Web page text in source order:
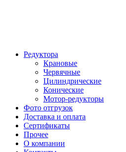
Редуктора
Крановые
Червячные
Цилиндрические
Конические
Мотор-редукторы
Фото отгрузок
Доставка и оплата
Сертификаты
Прочее
О компании